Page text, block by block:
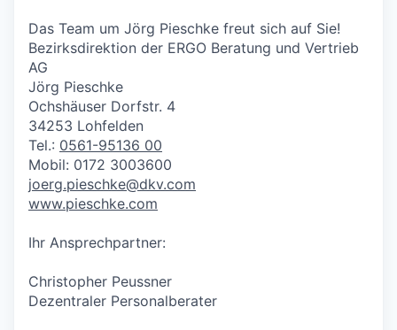
Das Team um Jörg Pieschke freut sich auf Sie!
Bezirksdirektion der ERGO Beratung und Vertrieb
AG
Jörg Pieschke
Ochshäuser Dorfstr. 4
34253 Lohfelden
Tel.: 0561-95136 00
Mobil: 0172 3003600
joerg.pieschke@dkv.com
www.pieschke.com
Ihr Ansprechpartner:
Christopher Peussner
Dezentraler Personalberater